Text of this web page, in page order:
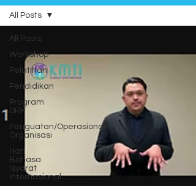
All Posts
Workshop
Pelatihan
Pendidikan
Program
DRF
Penguatan/Operasional
Organisasi
Hari
Bahasa
Isyarat
Internasional
All Posts